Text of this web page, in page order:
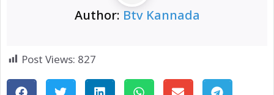
Author: Btv Kannada
Post Views: 827